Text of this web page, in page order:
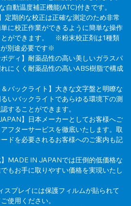
自動温度補正機能(ATC)付きです。
定期的な校正は正確な測定のため非常
に校正作業ができるように簡単な操作
とができます。 ※粉末校正剤は1種類
別途必要です※
ディ】耐薬品性の高い美しいガラスパ
にくく耐薬品性の高いABS樹脂で構成
バックライト】大きな文字盤と明瞭な
いバックライトであらゆる環境下の測
することができます。
】日本メーカーとしてお客様へご
フターサービスを徹底いたします。取
ドを必要されるお客様へのご案内も記
MADE IN JAPANでは圧倒的低価格な
もお手に取りやすい価格を実現いたし
スプレイには保護フィルムが貼られて
使用ください。